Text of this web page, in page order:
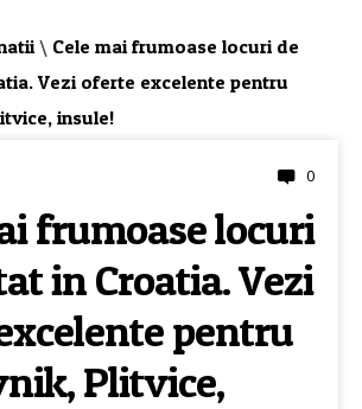
\ Cele mai frumoase locuri de
Vezi oferte excelente pentru
insule!
0
frumoase locuri
in Croatia. Vezi
pentru
Plitvice,